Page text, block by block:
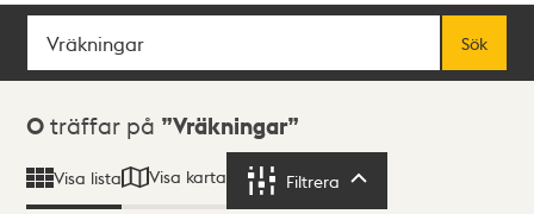
Sök
Sök
Sökresultat
0 träffar på Vräkningar
Visa lista Visa karta Filtrera